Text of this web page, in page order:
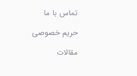
تماس با ما
حریم خصوصی
مقالات